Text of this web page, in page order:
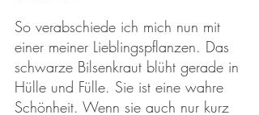
So verabschiede ich mich nun mit
einer meiner Lieblingspflanzen. Das
schwarze Bilsenkraut blüht gerade in
Hülle und Fülle. Sie ist eine wahre
Schönheit. Wenn sie auch nur kurz